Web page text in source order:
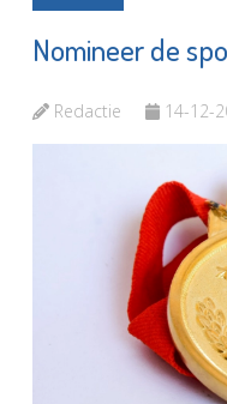
Nomineer de
Redactie 14-12-